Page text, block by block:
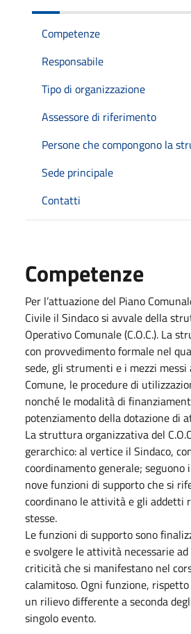
Competenze
Responsabile
Tipo di organizzazione
Assessore di riferimento
Persone che compongono la
Sede principale
Contatti
Competenze
Per l’attuazione del Piano
Civile il Sindaco si avvale della
Operativo Comunale (C.O.C.). La
con provvedimento formale nel
sede, gli strumenti e i mezzi messi
Comune, le procedure di
nonché le modalità di
potenziamento della dotazione di
La struttura organizzativa del
gerarchico: al vertice il Sindaco,
coordinamento generale; seguono
nove funzioni di supporto che si
coordinano le attività e gli addetti
stesse.
Le funzioni di supporto sono
e svolgere le attività necessarie
criticità che si manifestano nel
calamitoso. Ogni funzione,
un rilievo differente a seconda
singolo evento.